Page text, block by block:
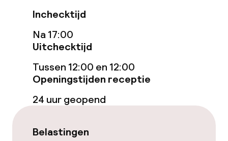
Lunch à la carte
Diner à la carte
Schoonmaakvoorzieningen
Wasservice
Zakelijke faciliteiten
Inchecktijd
Na 17:00
Uitchecktijd
Tussen 12:00 en 12:00
Openingstijden receptie
24 uur geopend
Belastingen